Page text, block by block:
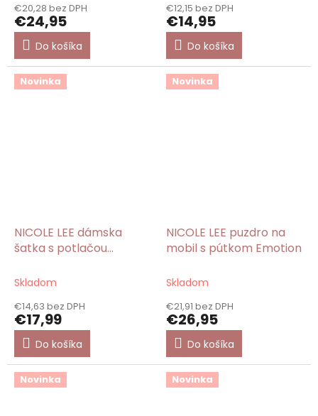
€20,28 bez DPH
€24,95
Do košíka
€12,15 bez DPH
€14,95
Do košíka
Novinka
NICOLE LEE dámska
šatka s potlačou
Skladom
€14,63 bez DPH
€17,99
Do košíka
Novinka
NICOLE LEE puzdro na
mobil s pútkom Emotion
Skladom
€21,91 bez DPH
€26,95
Do košíka
Novinka Novinka